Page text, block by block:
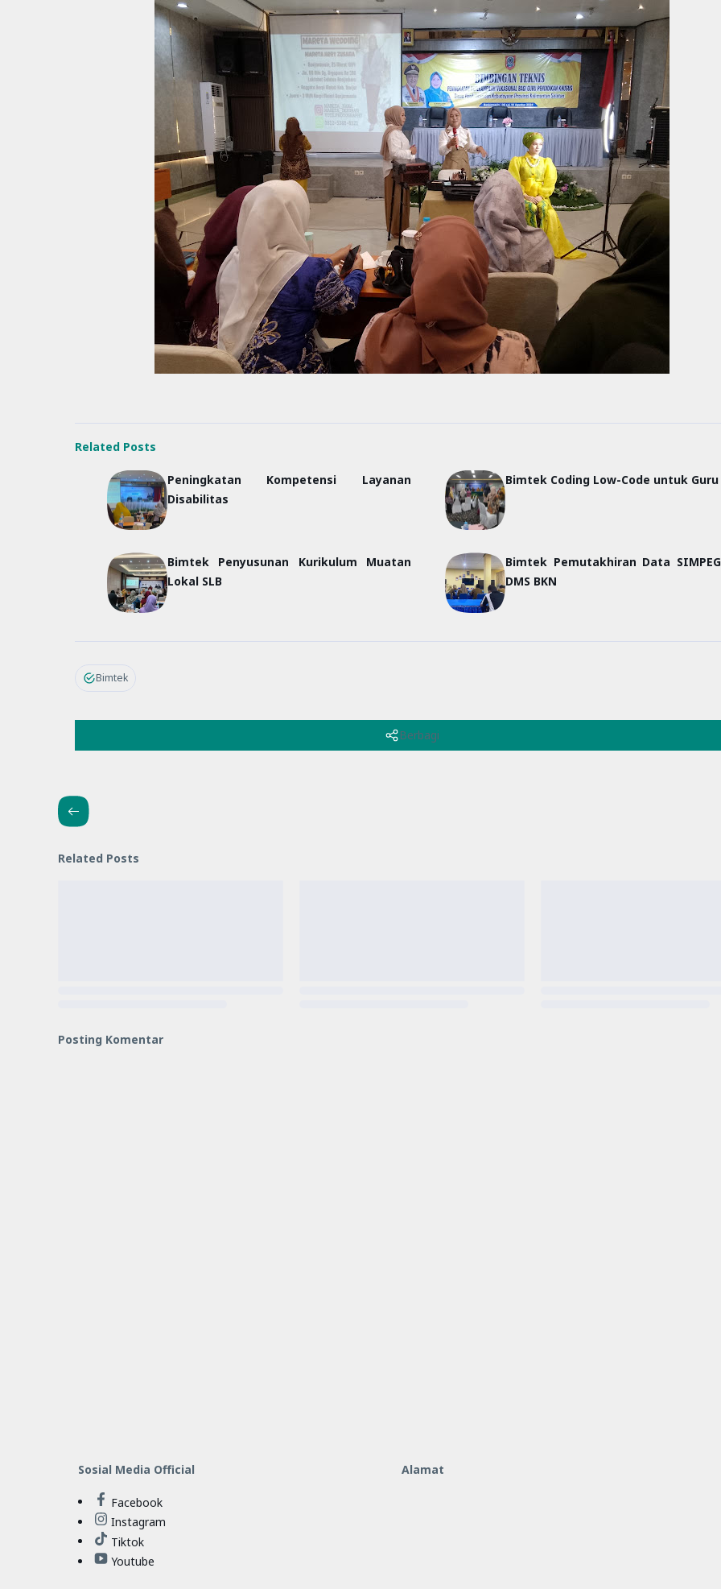
Related Posts
Peningkatan Kompetensi Layanan
Disabilitas
Bimtek Coding Low-Code untuk Guru
Bimtek Penyusunan Kurikulum Muatan
Lokal SLB
Bimtek Pemutakhiran Data
DMS BKN
Bimtek
Berbagi
Related Posts
Posting Komentar
Sosial Media Official
Facebook
Instagram
Tiktok
Youtube
Alamat